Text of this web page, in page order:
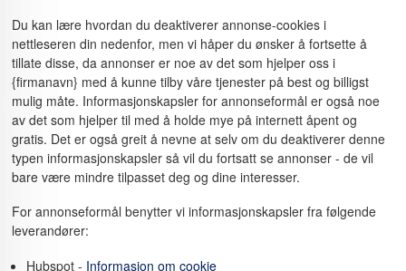
Du kan lære hvordan du deaktiverer annonse-cookies i
nettleseren din nedenfor, men vi håper du ønsker å fortsette å
tillate disse, da annonser er noe av det som hjelper oss i
{firmanavn} med å kunne tilby våre tjenester på best og billigst
mulig måte. Informasjonskapsler for annonseformål er også noe
av det som hjelper til med å holde mye på internett åpent og
gratis. Det er også greit å nevne at selv om du deaktiverer denne
typen informasjonskapsler så vil du fortsatt se annonser - de vil
bare være mindre tilpasset deg og dine interesser.
For annonseformål benytter vi informasjonskapsler fra følgende
leverandører:
Hubspot - Informasjon om cookie